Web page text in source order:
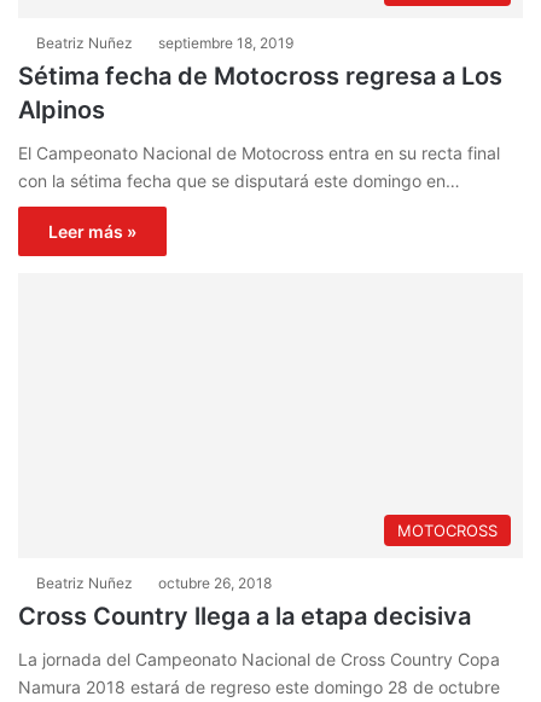
Beatriz Nuñez septiembre 18, 2019
Sétima fecha de Motocross regresa a Los
Alpinos
El Campeonato Nacional de Motocross entra en su recta final
con la sétima fecha que se disputará este domingo en…
Leer más »
MOTOCROSS
Beatriz Nuñez octubre 26, 2018
Cross Country llega a la etapa decisiva
La jornada del Campeonato Nacional de Cross Country Copa
Namura 2018 estará de regreso este domingo 28 de octubre